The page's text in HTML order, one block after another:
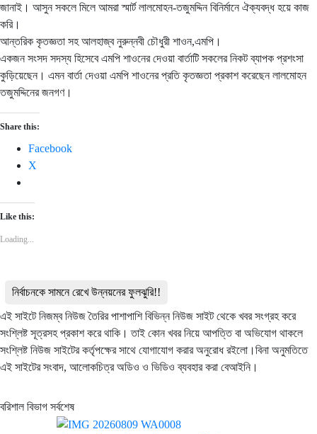
জানাই। আসুন সকলে মিলে আমরা স্মার্ট লালমোহন-তজুমদ্দিন বিনির্মানে ঐক্যবদ্ধ হয়ে কাজ
করি।
আন্তরিক কৃতজ্ঞতা সহ আলহাজ্ব নুরুন্নবী চৌধুরী শাওন,এমপি।
একজন সংসদ সদস্য হিসেবে এমপি শাওনের দেওয়া বার্তাটি সকলের নিকট ব্যাপক প্রশংসা
কুড়িয়েছেন। এমন বার্তা দেওয়া এমপি শাওনের প্রতি কৃতজ্ঞতা প্রকাশ করেছেন লালমোহন
তজুমদ্দিনের জনগণ।
Share this:
Facebook
X
Like this:
Loading...
নির্বাচনকে সামনে রেখে উন্নয়নের ফুলঝুরি!!
এই সাইটে নিজম্ব নিউজ তৈরির পাশাপাশি বিভিন্ন নিউজ সাইট থেকে খবর সংগ্রহ করে
সংশ্লিষ্ট সূত্রসহ প্রকাশ করে থাকি। তাই কোন খবর নিয়ে আপত্তি বা অভিযোগ থাকলে
সংশ্লিষ্ট নিউজ সাইটের কর্তৃপক্ষের সাথে যোগাযোগ করার অনুরোধ রইলো।বিনা অনুমতিতে
এই সাইটের সংবাদ, আলোকচিত্র অডিও ও ভিডিও ব্যবহার করা বেআইনি।
বরিশাল বিভাগ সর্বশেষ